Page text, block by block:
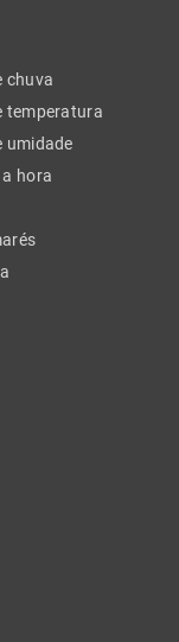
chuva
temperatura
umidade
hora